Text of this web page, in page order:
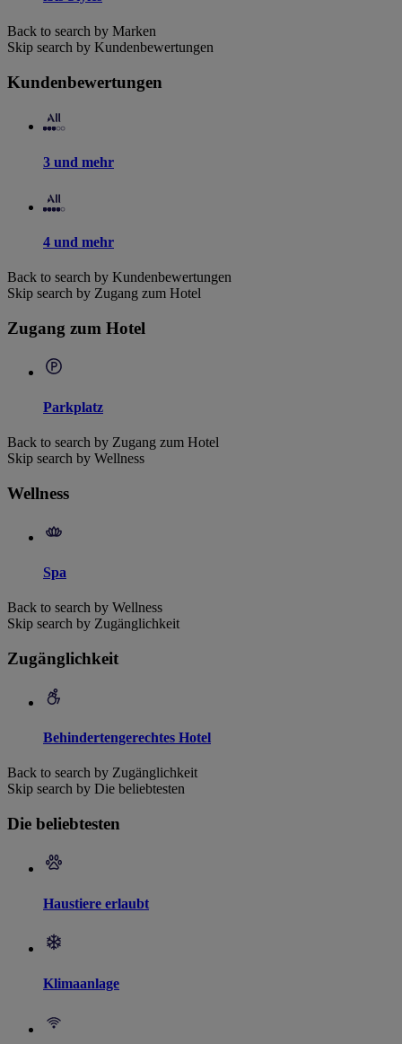
Back to search by Marken
Skip search by Kundenbewertungen
Kundenbewertungen
3 und mehr
4 und mehr
Back to search by Kundenbewertungen
Skip search by Zugang zum Hotel
Zugang zum Hotel
Parkplatz
Back to search by Zugang zum Hotel
Skip search by Wellness
Wellness
Spa
Back to search by Wellness
Skip search by Zugänglichkeit
Zugänglichkeit
Behindertengerechtes Hotel
Back to search by Zugänglichkeit
Skip search by Die beliebtesten
Die beliebtesten
Haustiere erlaubt
Klimaanlage